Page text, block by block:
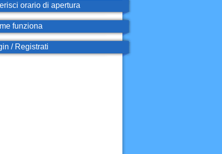
orario di apertura
funziona
/ Registrati